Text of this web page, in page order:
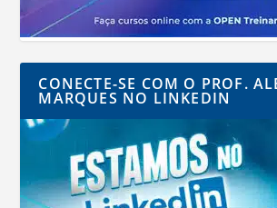
CONECTE-SE COM O PROF.
MARQUES NO LINKEDIN